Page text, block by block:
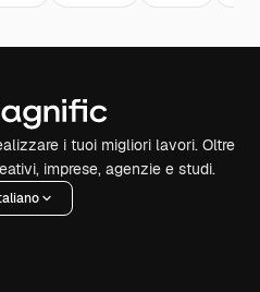
i tuoi migliori lavori. Oltre
imprese, agenzie e studi.